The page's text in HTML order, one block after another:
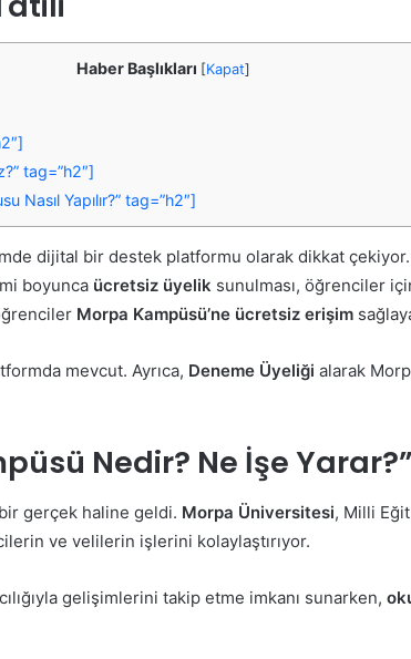
Haber Başlıkları [Kapat]
tag=”h2″]
Nasıl Yapılır?” tag=”h2″]
dijital bir destek platformu olarak dikkat
boyunca ücretsiz üyelik sunulması, öğrenciler
Morpa Kampüsü’ne ücretsiz erişim
mevcut. Ayrıca, Deneme Üyeliği alarak
Nedir? Ne İşe
gerçek haline geldi. Morpa Üniversitesi, Milli
ve velilerin işlerini kolaylaştırıyor.
gelişimlerini takip etme imkanı sunarken,